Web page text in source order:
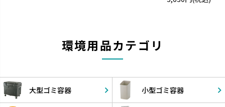
環境用品カテゴリ
大型ゴミ容器 小型ゴミ容器